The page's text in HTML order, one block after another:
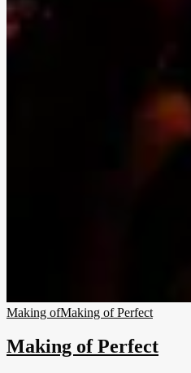
Making ofMaking of Perfect
Making of Perfect